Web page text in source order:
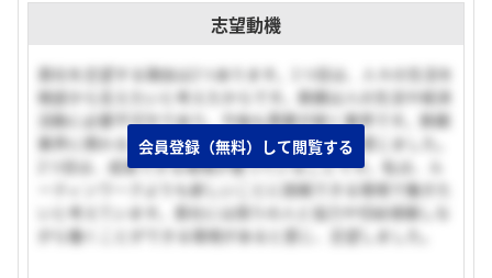
志望動機
貴社を志望する理由は2つあります。1つ目は、人々の生活を
根底から支えたいと考えたからです。鉄鋼は人の生活や経済
活動に必要不可欠であり、今後も需要が続く業界です。鉄鋼
業界に携わることで人に貢献できるため魅力を感じました。
2つ目は、成長できる環境が整っていることです。私は、ル
ーティンワークよりも新しいことに挑戦できる環境で働きた
いと考えています。貴社には周りの人と協力や切磋琢磨しな
がら働くことができる環境があると感じ、志望しました。
会員登録（無料）して閲覧する